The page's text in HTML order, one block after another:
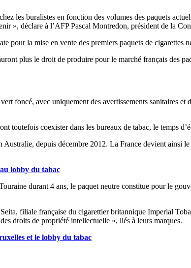
les buralistes en fonction des volumes des paquets
», déclare à l’AFP Pascal Montredon, président de la
pour la mise en vente des premiers paquets de cigarettes
plus le droit de produire pour le marché français des
foncé, avec uniquement des avertissements sanitaires
toutefois coexister dans les bureaux de tabac, le temps
Australie, depuis décembre 2012. La France devient
lobby du tabac
durant 4 ans, le paquet neutre constitue pour le
filiale française du cigarettier britannique Imperial
droits de propriété intellectuelle », liés à leurs marques.
et le lobby du tabac